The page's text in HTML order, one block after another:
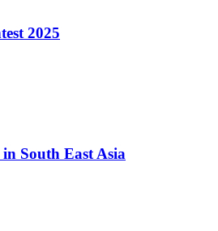
2025
South East Asia